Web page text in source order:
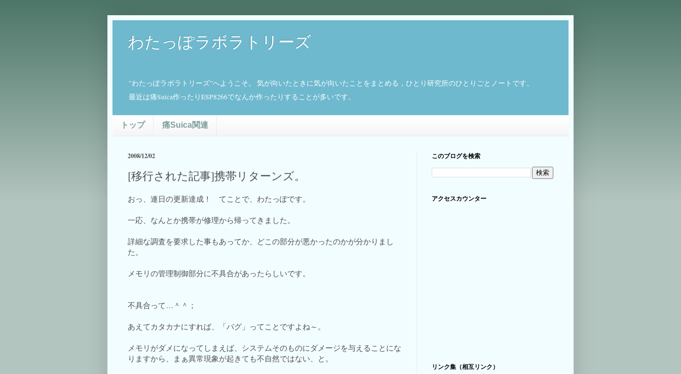
わたっぽラボラトリーズ
”わたっぽラボラトリーズ”へようこそ。 気が向いたときに気が向いたことをまとめる，ひとり研究所のひとりごとノートです。
最近は痛Suica作ったりESP8266でなんか作ったりすることが多いです。
トップ 痛Suica関連
2008/12/02
[移行された記事]携帯リターンズ。
おっ、連日の更新達成！ てことで、わたっぽです。
一応、なんとか携帯が修理から帰ってきました。
詳細な調査を要求した事もあってか、どこの部分が悪かったのかが分かりまし
た。
メモリの管理制御部分に不具合があったらしいです。
不具合って…＾＾；
あえてカタカナにすれば、「バグ」ってことですよね～。
メモリがダメになってしまえば、システムそのものにダメージを与えることにな
りますから、まぁ異常現象が起きても不自然ではない、と。
このブログを検索
アクセスカウンター
リンク集（相互リンク）